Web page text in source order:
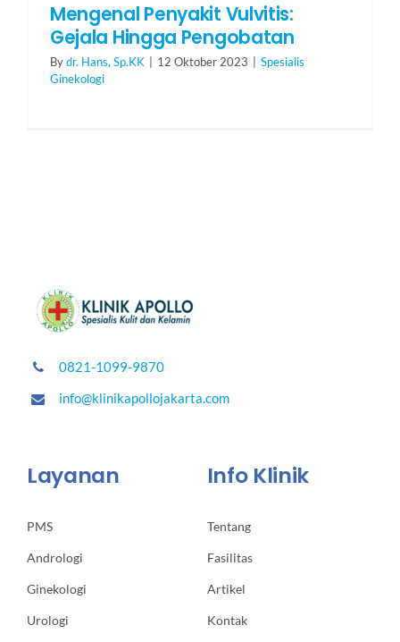
Mengenal Penyakit Vulvitis:
Gejala Hingga Pengobatan
Bydr. Hans, Sp.KK 12 Oktober 2023
Spesialis
Ginekologi
0821-1099-9870
info@klinikapollojakarta.com
Layanan
PMS
Andrologi
Ginekologi
Urologi
Info Klinik
Tentang
Fasilitas
Artikel
Kontak